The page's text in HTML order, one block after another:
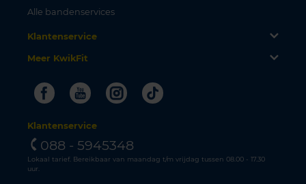
Alle bandenservices
Klantenservice
Meer KwikFit
FacebookYoutubeInstagram
Tiktok
Klantenservice
088 - 5945348
Lokaal tarief. Bereikbaar van maandag t/m vrijdag tussen 08.00 - 17.30
uur.